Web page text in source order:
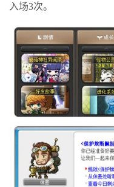
入场3次。